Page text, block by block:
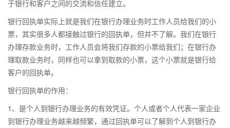
于银行和客户之间的交流和信任建立。
银行回执单实际上就是我们在银行办理业务时工作人员给我们的小
票，其实很多人都接触过银行的回执单，但并不了解。我们在银行
办理存款业务时，工作人员会将我们存款的小票给我们；在银行办
理取款业务时，同样也可以拿到取款的小票，这个小票就是银行给
客户的回执单。
银行回执单的作用：
1、是个人到银行办理业务的有效凭证。个人或者个人代表一家企业
到银行办理业务越来越频繁，通过回执单可以了解到个人到银行办